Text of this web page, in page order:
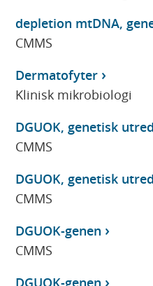
depletion mtDNA,
CMMS
Dermatofyter
Klinisk mikrobiologi
DGUOK, genetisk
CMMS
DGUOK, genetisk
CMMS
DGUOK-genen
CMMS
DGUOK-genen